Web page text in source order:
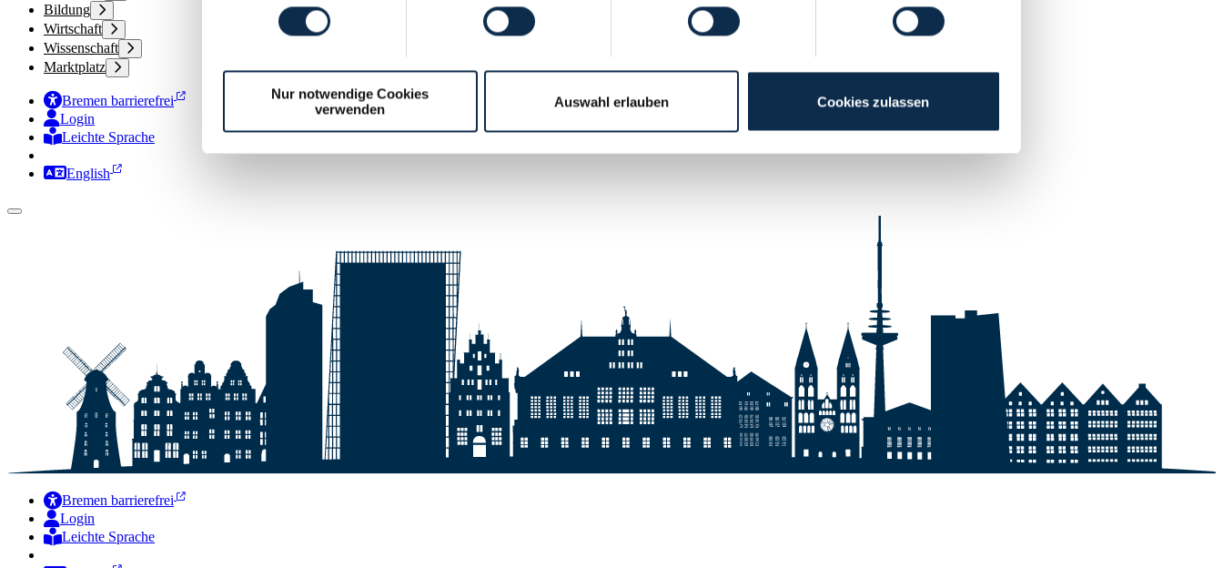
Nur notwendige Cookies
verwenden
Auswahl erlauben Cookies zulassen
Bildung
Wirtschaft
Wissenschaft
Marktplatz
Bremen barrierefrei
Login
Leichte Sprache
Zur Deutschen Gebärdensprache
English
Bremen barrierefrei
Login
Leichte Sprache